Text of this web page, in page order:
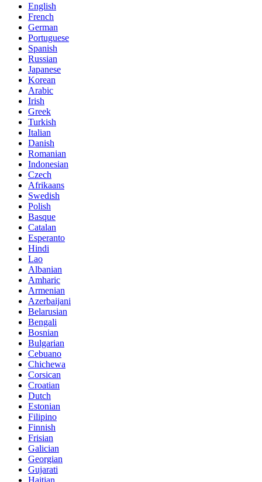
English
French
German
Portuguese
Spanish
Russian
Japanese
Korean
Arabic
Irish
Greek
Turkish
Italian
Danish
Romanian
Indonesian
Czech
Afrikaans
Swedish
Polish
Basque
Catalan
Esperanto
Hindi
Lao
Albanian
Amharic
Armenian
Azerbaijani
Belarusian
Bengali
Bosnian
Bulgarian
Cebuano
Chichewa
Corsican
Croatian
Dutch
Estonian
Filipino
Finnish
Frisian
Galician
Georgian
Gujarati
Haitian